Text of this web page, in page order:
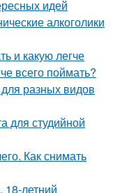
идей
алкоголики
и какую легче
всего поймать?
разных видов
для студийной
Как снимать
летний